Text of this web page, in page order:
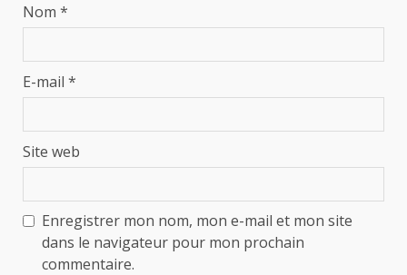
Nom *
E-mail *
Site web
Enregistrer mon nom, mon e-mail et mon site
dans le navigateur pour mon prochain
commentaire.